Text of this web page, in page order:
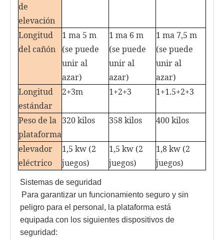
de
elevación
Longitud
del cañón
1 ma 5 m
(se puede
unir al
azar)
1 ma 6 m
(se puede
unir al
azar)
1 ma 7,5 m
(se puede
unir al
azar)
Longitud
estándar
2+3m 1+2+3 1+1.5+2+3
Peso de la
plataforma
320 kilos 358 kilos 400 kilos
elevador
eléctrico
1,5 kw (2
juegos)
1,5 kw (2
juegos)
1,8 kw (2
juegos)
Sistemas de seguridad
Para garantizar un funcionamiento seguro y sin
peligro para el personal, la plataforma está
equipada con los siguientes dispositivos de
seguridad: